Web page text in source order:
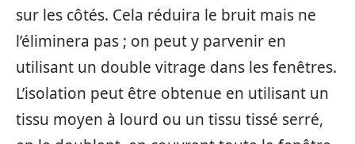
sur les côtés. Cela réduira le bruit mais ne
l’éliminera pas ; on peut y parvenir en
utilisant un double vitrage dans les fenêtres.
L’isolation peut être obtenue en utilisant un
tissu moyen à lourd ou un tissu tissé serré,